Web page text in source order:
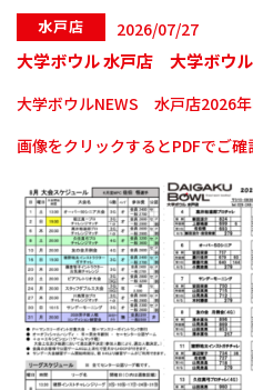
水戸店 2026/07/27
大学ボウル 水戸店 大学ボウ
大学ボウルNEWS 水戸店2026年
画像をクリックするとPDFでご確